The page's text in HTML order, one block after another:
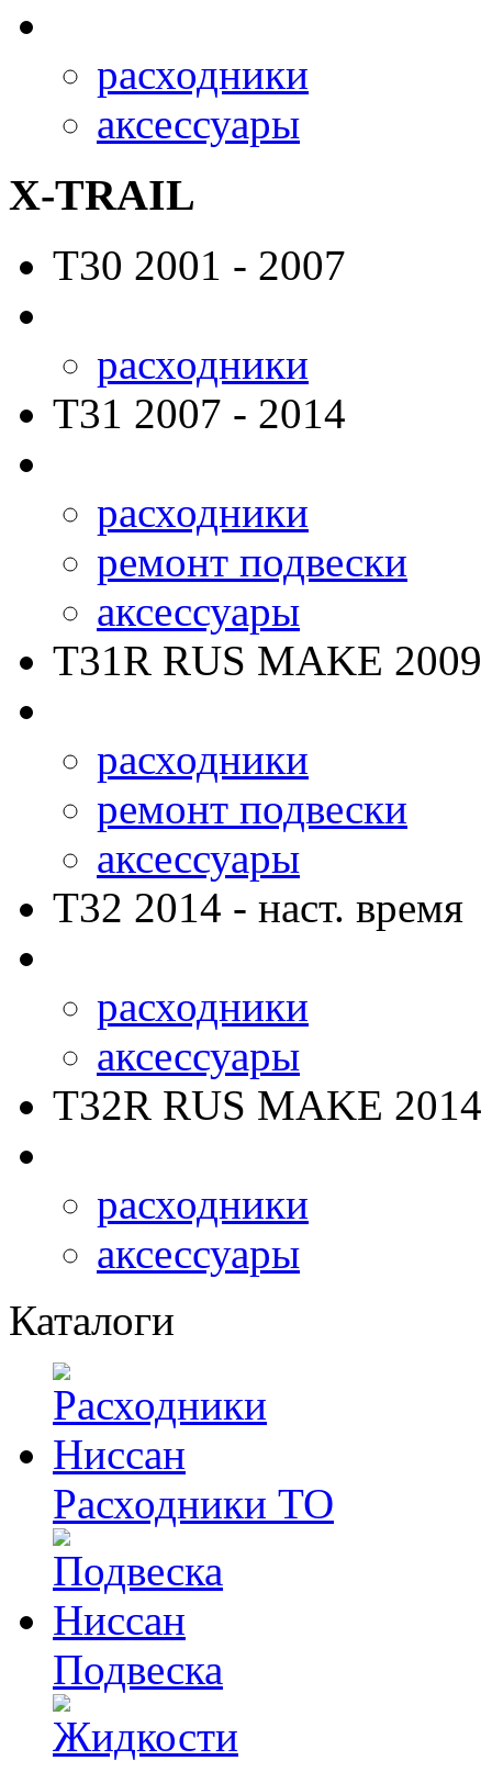
расходники
аксессуары
X-TRAIL
T30 2001 - 2007
расходники
T31 2007 - 2014
расходники
ремонт подвески
аксессуары
T31R RUS MAKE 2009
расходники
ремонт подвески
аксессуары
T32 2014 - наст. время
расходники
аксессуары
T32R RUS MAKE 2014
расходники
аксессуары
Каталоги
Расходники ТО
Подвеска